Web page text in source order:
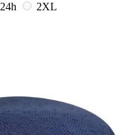
24h
2XL